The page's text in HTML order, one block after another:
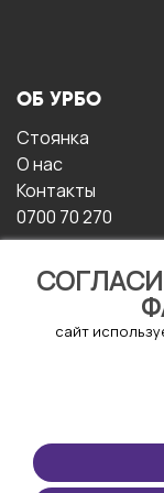
сайт
ОБ УРБО
Стоянка
О нас
Контакты
0700 70 270
Условия и